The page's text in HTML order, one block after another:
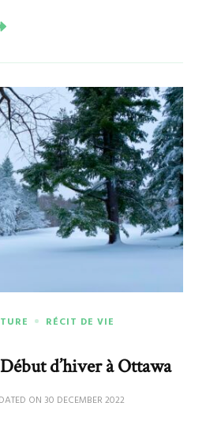
RÉCIT DE VIE
d’hiver à Ottawa
ON 30 DECEMBER 2022